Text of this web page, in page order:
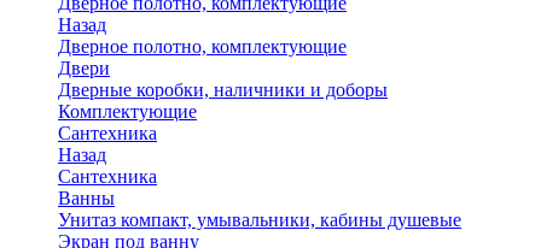
Назад
Дверное полотно, комплектующие
Двери
Дверные коробки, наличники и доборы
Комплектующие
Сантехника
Назад
Сантехника
Ванны
Унитаз компакт, умывальники, кабины душевые
Экран под ванну